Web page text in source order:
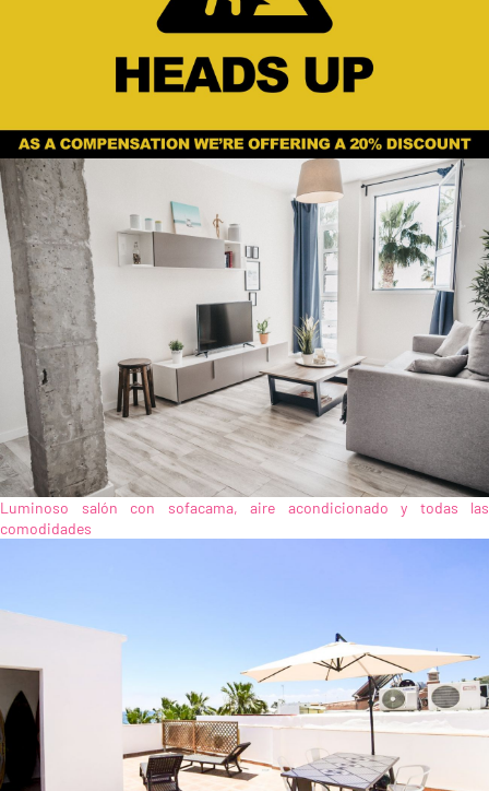
Luminoso salón con sofacama, aire acondicionado y todas las
comodidades